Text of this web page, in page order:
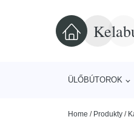
ÜLŐBÚTOROK
Home / Produkty /